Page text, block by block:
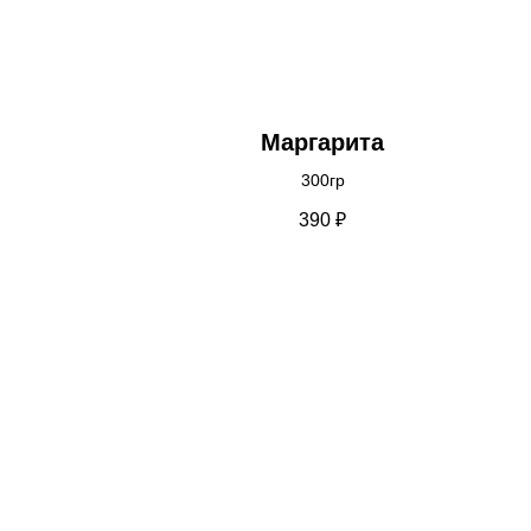
Маргарита
300гр
390 ₽